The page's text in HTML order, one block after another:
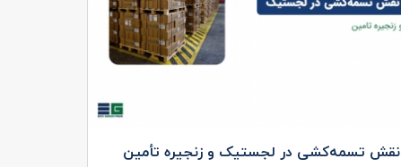
نقش تسمه‌کشی در لجستیک و زنجیره تأمین